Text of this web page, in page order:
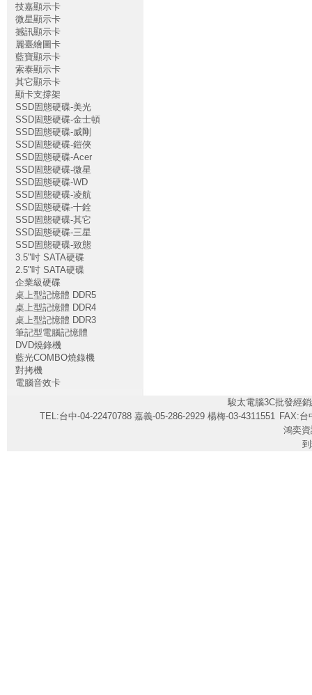
技嘉顯示卡
微星顯示卡
撼訊顯示卡
麗臺繪圖卡
藍寶顯示卡
索泰顯示卡
其它顯示卡
顯卡支撐架
SSD固態硬碟-美光
SSD固態硬碟-金士頓
SSD固態硬碟-威剛
SSD固態硬碟-鎧俠
SSD固態硬碟-Acer
SSD固態硬碟-微星
SSD固態硬碟-WD
SSD固態硬碟-凌航
SSD固態硬碟-十銓
SSD固態硬碟-其它
SSD固態硬碟-三星
SSD固態硬碟-致態
3.5"吋 SATA硬碟
2.5"吋 SATA硬碟
企業級硬碟
桌上型記憶體 DDR5
桌上型記憶體 DDR4
桌上型記憶體 DDR3
筆記型電腦記憶體
DVD燒錄機
藍光COMBO燒錄機
對拷機
電腦音效卡
駿太電腦3C批發經
TEL:台中-04-22470788 嘉義-05-286-2929 楊梅-03-4311551 FAX:台
鴻奕